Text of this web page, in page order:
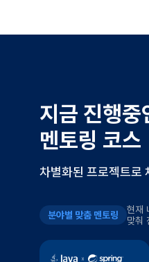
지금 진행중
멘토링 코스
차별화된 프로젝트로
분야별 맞춤 멘토링
현재
맞춰